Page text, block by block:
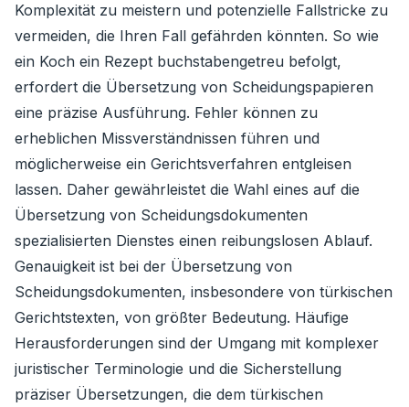
Komplexität zu meistern und potenzielle Fallstricke zu
vermeiden, die Ihren Fall gefährden könnten. So wie
ein Koch ein Rezept buchstabengetreu befolgt,
erfordert die Übersetzung von Scheidungspapieren
eine präzise Ausführung. Fehler können zu
erheblichen Missverständnissen führen und
möglicherweise ein Gerichtsverfahren entgleisen
lassen. Daher gewährleistet die Wahl eines auf die
Übersetzung von Scheidungsdokumenten
spezialisierten Dienstes einen reibungslosen Ablauf.
Genauigkeit ist bei der Übersetzung von
Scheidungsdokumenten, insbesondere von türkischen
Gerichtstexten, von größter Bedeutung. Häufige
Herausforderungen sind der Umgang mit komplexer
juristischer Terminologie und die Sicherstellung
präziser Übersetzungen, die dem türkischen